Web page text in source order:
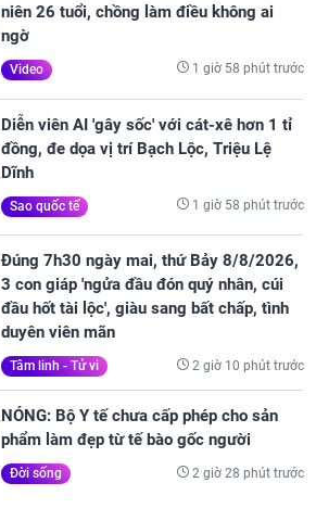
niên 26 tuổi, chồng làm điều không ai
ngờ
Video 1 giờ 58 phút trước
Diễn viên AI 'gây sốc' với cát-xê hơn 1 tỉ
đồng, đe dọa vị trí Bạch Lộc, Triệu Lệ
Dĩnh
Sao quốc tế 1 giờ 58 phút trước
Đúng 7h30 ngày mai, thứ Bảy 8/8/2026,
3 con giáp 'ngửa đầu đón quý nhân, cúi
đầu hốt tài lộc', giàu sang bất chấp, tình
duyên viên mãn
Tâm linh - Tử vi 2 giờ 10 phút trước
NÓNG: Bộ Y tế chưa cấp phép cho sản
phẩm làm đẹp từ tế bào gốc người
Đời sống 2 giờ 28 phút trước